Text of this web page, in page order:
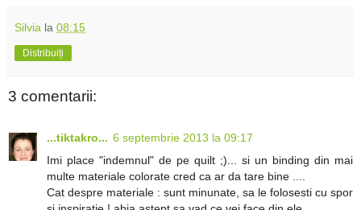
Silvia la 08:15
Distribuiți
3 comentarii:
...tiktakro... 6 septembrie 2013 la 09:17
Imi place "indemnul" de pe quilt ;)... si un binding din mai
multe materiale colorate cred ca ar da tare bine ....
Cat despre materiale : sunt minunate, sa le folosesti cu spor